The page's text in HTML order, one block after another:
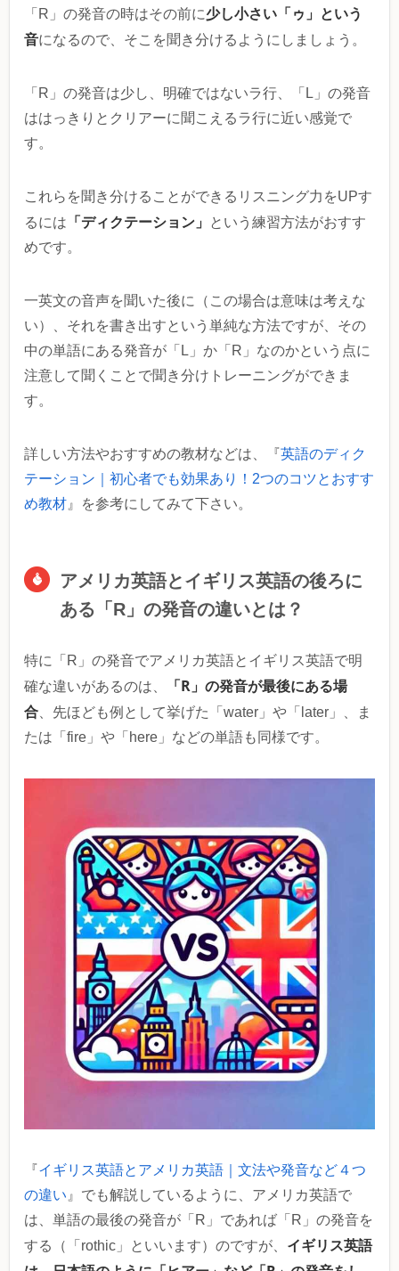
「R」の発音の時はその前に少し小さい「ゥ」という
音になるので、そこを聞き分けるようにしましょう。
「R」の発音は少し、明確ではないラ行、「L」の発音
ははっきりとクリアーに聞こえるラ行に近い感覚で
す。
これらを聞き分けることができるリスニング力をUPす
るには 「ディクテーション」
という練習方法がおすす
めです。
一英文の音声を聞いた後に（この場合は意味は考えな
い）、それを書き出すという単純な方法ですが、その
中の単語にある発音が「L」か「R」なのかという点に
注意して聞くことで聞き分けトレーニングができま
す。
詳しい方法やおすすめの教材などは、『英語のディク
テーション｜初心者でも効果あり！2つのコツとおすす
め教材 』を参考にしてみて下さい。
アメリカ英語とイギリス英語の後ろに
ある「R」の発音の違いとは？
特に「R」の発音でアメリカ英語とイギリス英語で明
確な違いがあるのは、
「R」の発音が最後にある場
合 、先ほども例として挙げた「water」や「later」、ま
たは「fire」や「here」などの単語も同様です。
『イギリス英語とアメリカ英語｜文法や発音など４つ
の違い 』でも解説しているように、アメリカ英語で
は、単語の最後の発音が「R」であれば「R」の発音を
する（「rothic」といいます）のですが、 イギリス英語